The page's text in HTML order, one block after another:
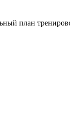
план